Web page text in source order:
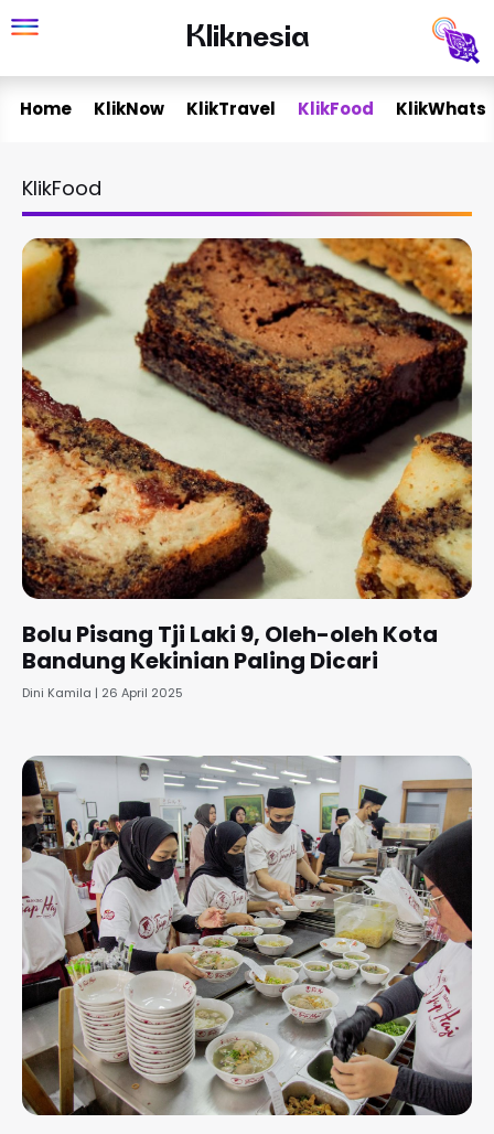
to
Kliknesia
Kliknesia
Home KlikNow KlikTravel KlikFood KlikWhats
KlikFood
Bolu Pisang Tji Laki 9, Oleh-oleh Kota
Bandung Kekinian Paling Dicari
Dini Kamila 26 April 2025
Page
Page